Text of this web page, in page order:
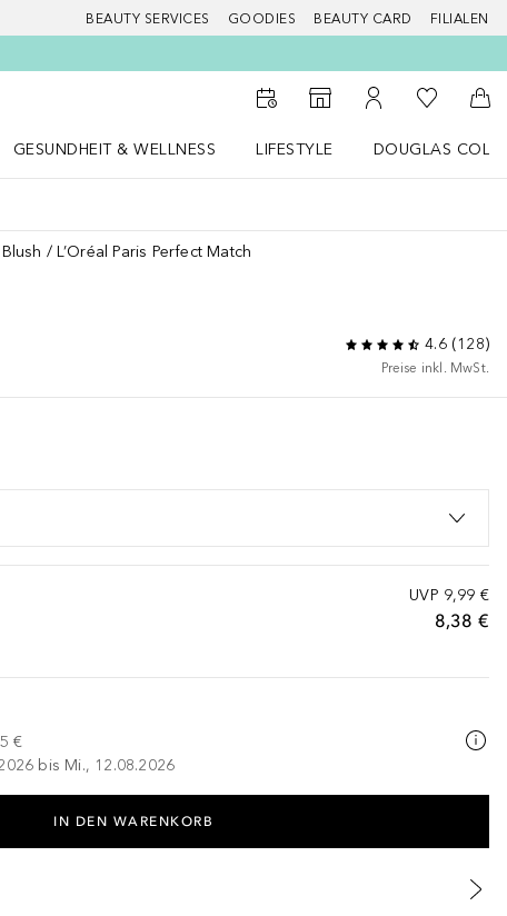
BEAUTY SERVICES GOODIES BEAUTY CARD FILIALEN
Zum Storefinder
Zu Meinem
Zu Meiner
GESUNDHEIT & WELLNESS
LIFESTYLE
DOUGLAS
Blush L’Oréal Paris Perfect Match
4.6(128)
Preise inkl. MwSt.
UVP 9,99 €
8,38 €
€
bis Mi., 12.08.2026
IN DEN WARENKORB